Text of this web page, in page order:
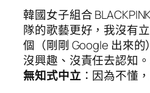
韓國女子組合
隊的歌藝更好，我沒有
個（剛剛 Google 出來
沒興趣、沒責任去認知
無知式中立：因為不懂